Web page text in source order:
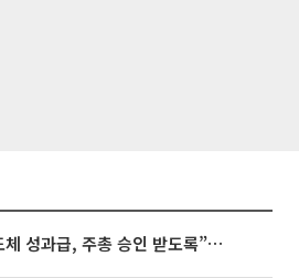
김정관 장관 “반도체 성과급, 주총 승인 받도록”…상법·자본시장법 개정 시사